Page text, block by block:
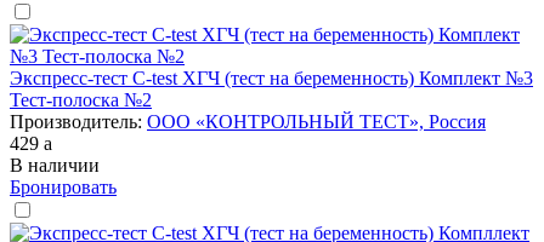
Экспресс-тест C-test ХГЧ (тест на беременность) Комплект №3
Тест-полоска №2
Производитель: ООО «КОНТРОЛЬНЫЙ ТЕСТ», Россия
429 a
В наличии
Бронировать